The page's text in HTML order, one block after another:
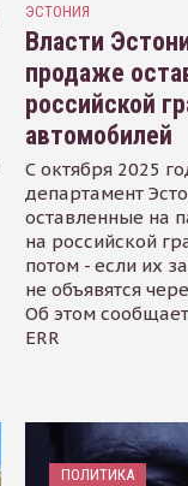
ЭСТОНИЯ
Власти
продаже
российской
автомобилей
С октября 2025
департамент
оставленные на
на российской
потом - если их
не объявятся
Об этом
ERR
ПОЛИТИКА